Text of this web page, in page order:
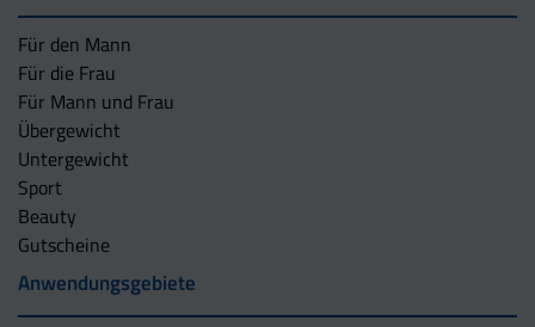
Für den Mann
Für die Frau
Für Mann und Frau
Übergewicht
Untergewicht
Sport
Beauty
Gutscheine
Anwendungsgebiete